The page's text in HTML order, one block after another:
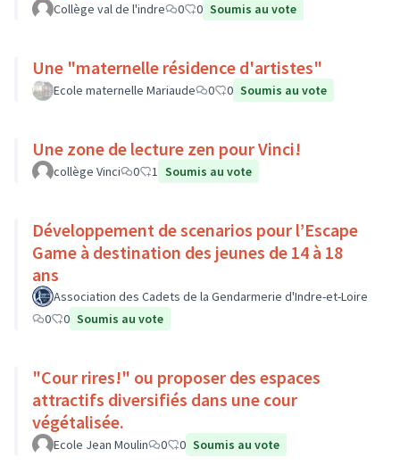
Collège val de l'indre 0 0 Soumis au vote
Une "maternelle résidence d'artistes"
Ecole maternelle Mariaude 0 0 Soumis au vote
Une zone de lecture zen pour Vinci!
collège Vinci 0 1 Soumis au vote
Développement de scenarios pour l’Escape
Game à destination des jeunes de 14 à 18
ans
Association des Cadets de la Gendarmerie d'Indre-et-Loire
0
0 Soumis au vote
"Cour rires!" ou proposer des espaces
attractifs diversifiés dans une cour
végétalisée.
Ecole Jean Moulin 0 0 Soumis au vote